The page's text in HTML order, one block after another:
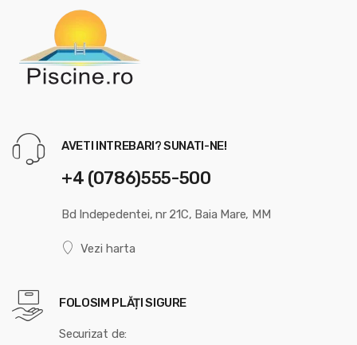
AVETI INTREBARI? SUNATI-NE!
+4 (0786)555-500
Bd Indepedentei, nr 21C, Baia Mare, MM
Vezi harta
FOLOSIM PLĂȚI SIGURE
Securizat de: